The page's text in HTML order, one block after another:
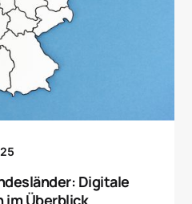
Digitale